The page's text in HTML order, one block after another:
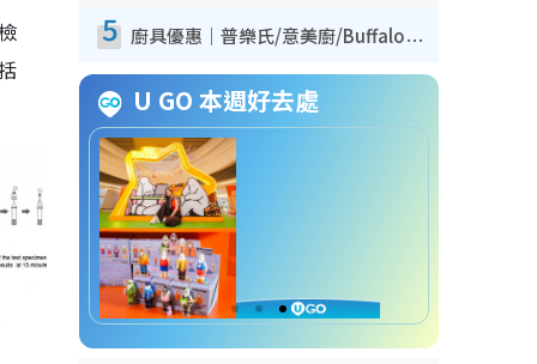
5 廚具優惠｜普樂氏/意美廚/Buffalo廚具低至3折！$89起買煎鍋／炒鑊／個人鍋 同場小家電激減至$99起
U GO 本週好去處